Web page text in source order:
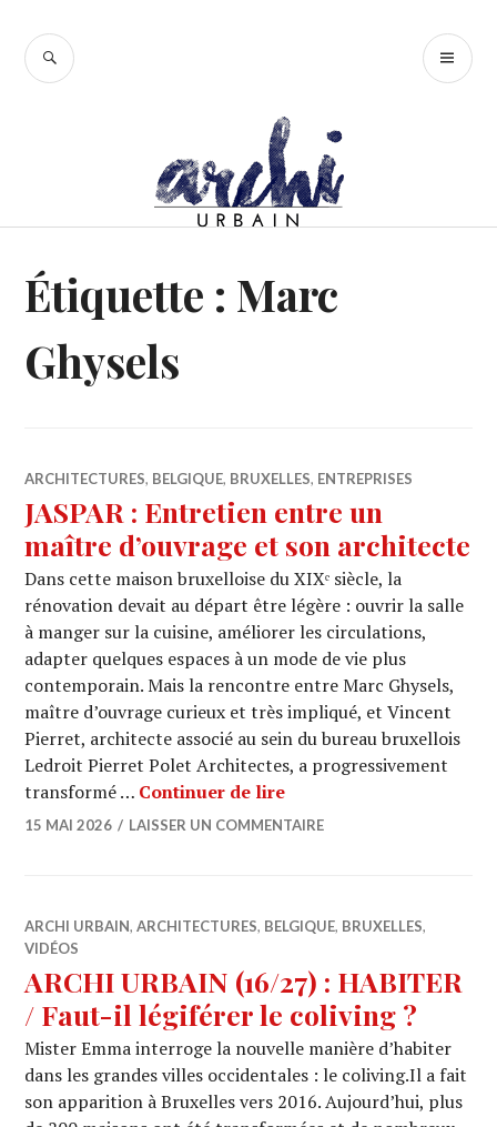
contenu
RECHERCHE
Étiquette : Marc
Ghysels
ARCHITECTURES, BELGIQUE, BRUXELLES, ENTREPRISES
JASPAR : Entretien entre un
maître d’ouvrage et son architecte
Dans cette maison bruxelloise du XIXᵉ siècle, la
rénovation devait au départ être légère : ouvrir la salle
à manger sur la cuisine, améliorer les circulations,
adapter quelques espaces à un mode de vie plus
contemporain. Mais la rencontre entre Marc Ghysels,
maître d’ouvrage curieux et très impliqué, et Vincent
Pierret, architecte associé au sein du bureau bruxellois
Ledroit Pierret Polet Architectes, a progressivement
transformé … Continuer de lireJASPAR : Entretien
15 MAI 2026 LAISSER UN COMMENTAIRE
ARCHI URBAIN,ARCHITECTURES, BELGIQUE, BRUXELLES,
VIDÉOS
ARCHI URBAIN (16/27) : HABITER
/ Faut-il légiférer le coliving ?
Mister Emma interroge la nouvelle manière d’habiter
dans les grandes villes occidentales : le coliving.Il a fait
son apparition à Bruxelles vers 2016. Aujourd’hui, plus